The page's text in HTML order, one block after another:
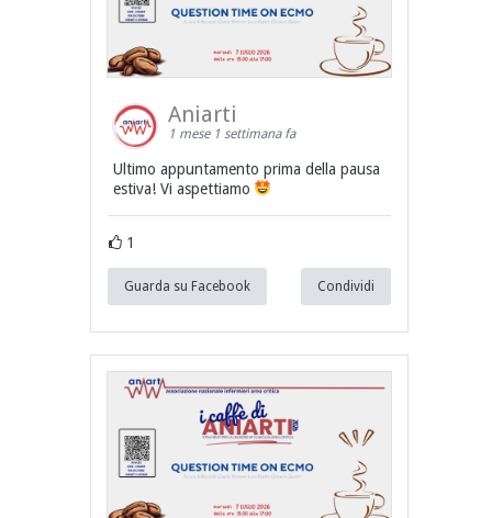
Aniarti
1 mese 1 settimana fa
Ultimo appuntamento prima della pausa
estiva! Vi aspettiamo
1
Guarda su Facebook Condividi